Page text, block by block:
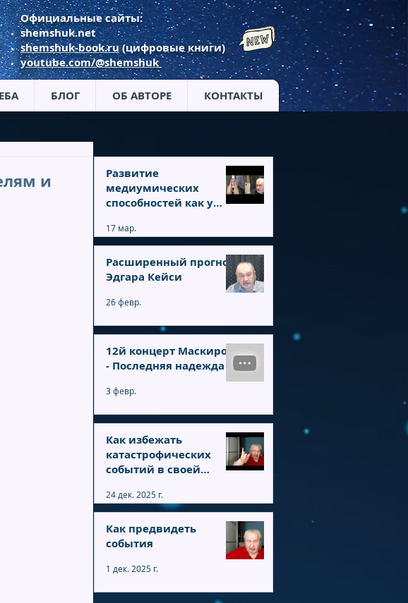
Официальные сайты:
shemshuk.net
shemshuk-book.ru(цифровые книги)
youtube.com/@shemshuk
БЛОГ ОБ АВТОРЕ КОНТАКТЫ
и
Развитие
медиумических
способностей как у
17 мар.
Расширенный прогноз
Эдгара Кейси
26 февр.
12й концерт Маскирон
- Последняя надежда
3 февр.
Как избежать
катастрофических
событий в своей
вопросы
24 дек. 2025 г.
Как предвидеть
события
1 дек. 2025 г.